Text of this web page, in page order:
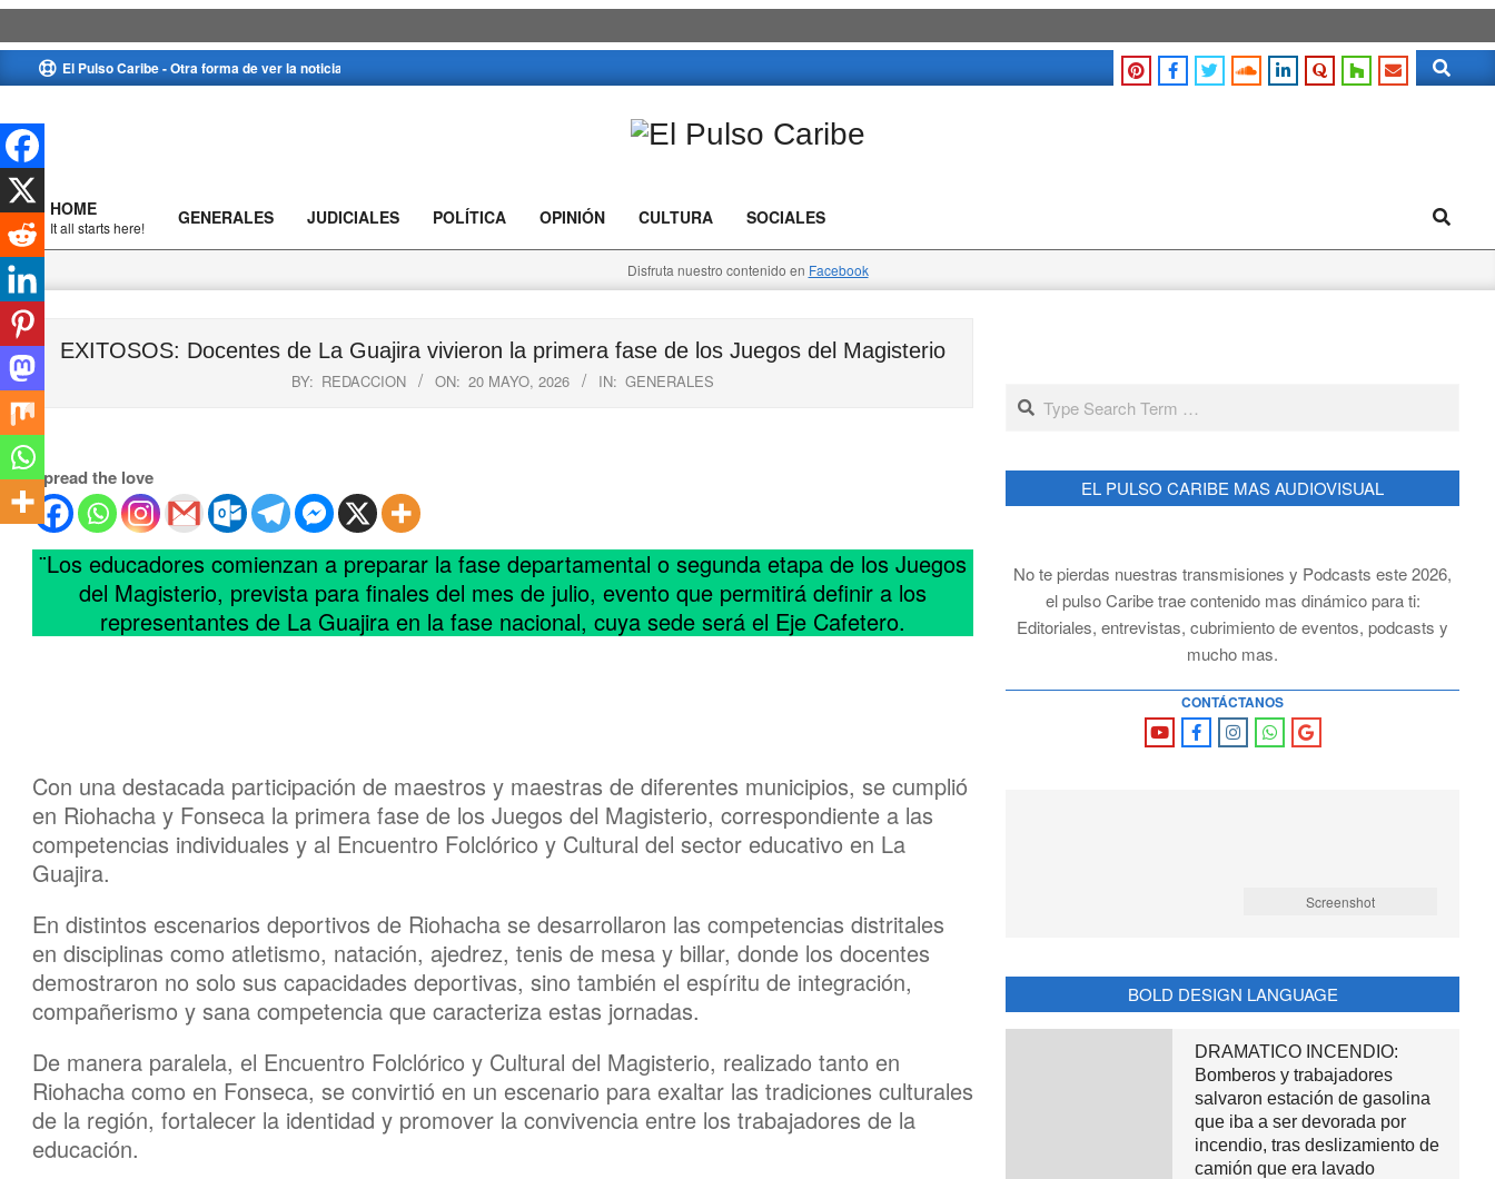
to
El Pulso Caribe - Otra forma de ver la noticia Search
Caribe
Primary
Navigation
Menu
HOME
It all starts here! GENERALES JUDICIALES POLÍTICA OPINIÓN CULTURA SOCIALES Search
Disfruta nuestro contenido en Facebook
EXITOSOS: Docentes de La Guajira vivieron la primera fase de los Juegos del Magisterio
BY: REDACCION ON: 20 MAYO, 2026 IN: GENERALES
Spread the love
¨Los educadores comienzan a preparar la fase departamental o segunda etapa de los Juegos
del Magisterio, prevista para finales del mes de julio, evento que permitirá definir a los
representantes de La Guajira en la fase nacional, cuya sede será el Eje Cafetero.
Con una destacada participación de maestros y maestras de diferentes municipios, se cumplió
en Riohacha y Fonseca la primera fase de los Juegos del Magisterio, correspondiente a las
competencias individuales y al Encuentro Folclórico y Cultural del sector educativo en La
Guajira.
En distintos escenarios deportivos de Riohacha se desarrollaron las competencias distritales
en disciplinas como atletismo, natación, ajedrez, tenis de mesa y billar, donde los docentes
demostraron no solo sus capacidades deportivas, sino también el espíritu de integración,
compañerismo y sana competencia que caracteriza estas jornadas.
De manera paralela, el Encuentro Folclórico y Cultural del Magisterio, realizado tanto en
Riohacha como en Fonseca, se convirtió en un escenario para exaltar las tradiciones culturales
de la región, fortalecer la identidad y promover la convivencia entre los trabajadores de la
educación.
Search
EL PULSO CARIBE MAS AUDIOVISUAL
No te pierdas nuestras transmisiones y Podcasts este 2026,
el pulso Caribe trae contenido mas dinámico para ti:
Editoriales, entrevistas, cubrimiento de eventos, podcasts y
mucho mas.
CONTÁCTANOS
Screenshot
BOLD DESIGN LANGUAGE
DRAMATICO INCENDIO:
Bomberos y trabajadores
salvaron estación de gasolina
que iba a ser devorada por
incendio, tras deslizamiento de
camión que era lavado